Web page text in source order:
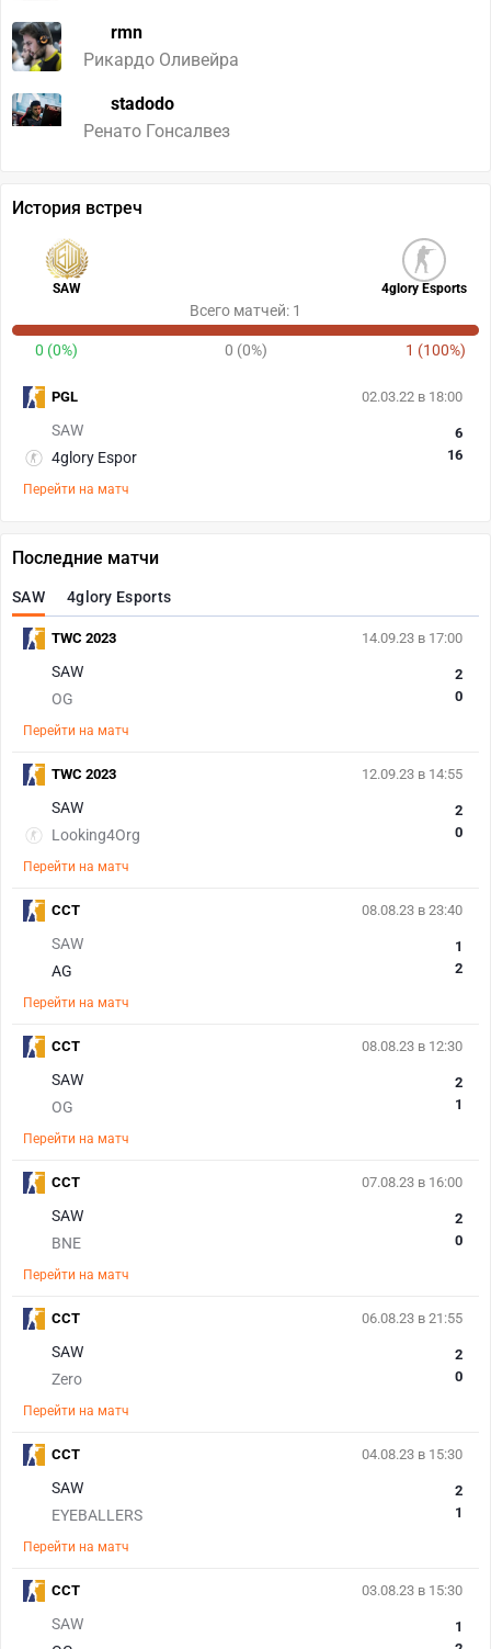
rmn
Рикардо Оливейра
stadodo
Ренато Гонсалвез
История встреч
SAW 4glory Esports
Всего матчей: 1
0 (0%) 0 (0%) 1 (100%)
02.03.22 в 18:00
SAW
4glory Espor
6
16
Перейти на матч
PGL
Последние матчи
SAW 4glory Esports
14.09.23 в 17:00
SAW
OG
2
0
Перейти на матч
TWC 2023
12.09.23 в 14:55
SAW
Looking4Org
2
0
Перейти на матч
TWC 2023
08.08.23 в 23:40
SAW
AG
1
2
Перейти на матч
CCT
08.08.23 в 12:30
SAW
OG
2
1
Перейти на матч
CCT
07.08.23 в 16:00
SAW
BNE
2
0
Перейти на матч
CCT
06.08.23 в 21:55
SAW
Zero
2
0
Перейти на матч
CCT
04.08.23 в 15:30
SAW
EYEBALLERS
2
1
Перейти на матч
CCT
03.08.23 в 15:30
SAW
1
CCT